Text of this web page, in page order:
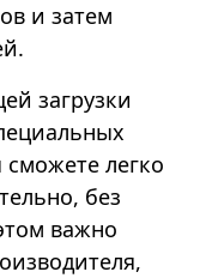
и затем
загрузки
легко
без
важно